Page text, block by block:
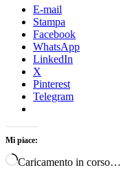
E-mail
Stampa
Facebook
WhatsApp
LinkedIn
X
Pinterest
Telegram
Mi piace:
Caricamento in corso…